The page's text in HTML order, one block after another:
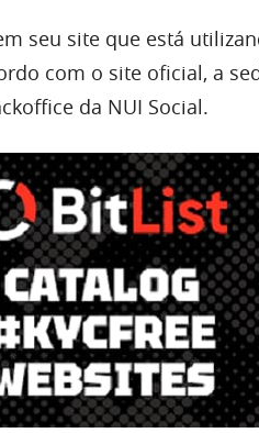
seu site que está
com o site oficial, a
da NUI Social.